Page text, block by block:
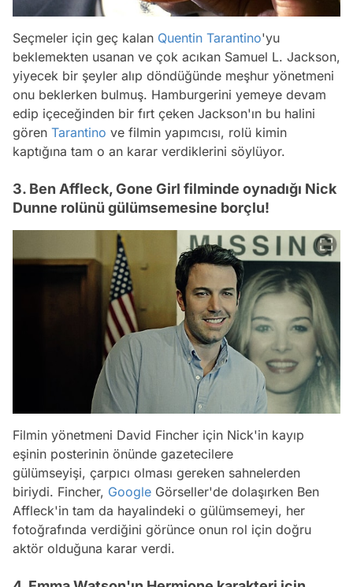
Seçmeler için geç kalan Quentin Tarantino'yu
beklemekten usanan ve çok acıkan Samuel L. Jackson,
yiyecek bir şeyler alıp döndüğünde meşhur yönetmeni
onu beklerken bulmuş. Hamburgerini yemeye devam
edip içeceğinden bir fırt çeken Jackson'ın bu halini
gören Tarantino ve filmin yapımcısı, rolü kimin
kaptığına tam o an karar verdiklerini söylüyor.
3. Ben Affleck, Gone Girl filminde oynadığı Nick
Dunne rolünü gülümsemesine borçlu!
Filmin yönetmeni David Fincher için Nick'in kayıp
eşinin posterinin önünde gazetecilere
gülümseyişi, çarpıcı olması gereken sahnelerden
biriydi. Fincher, Google Görseller'de dolaşırken Ben
Affleck'in tam da hayalindeki o gülümsemeyi, her
fotoğrafında verdiğini görünce onun rol için doğru
aktör olduğuna karar verdi.